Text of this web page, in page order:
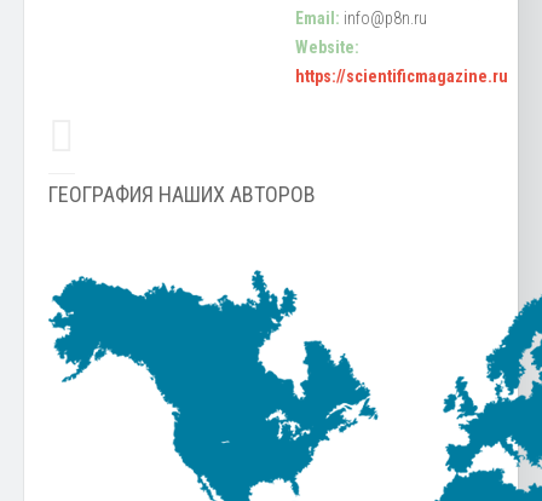
Email: info@p8n.ru
Website:
https://scientificmagazine.ru
ГЕОГРАФИЯ НАШИХ АВТОРОВ